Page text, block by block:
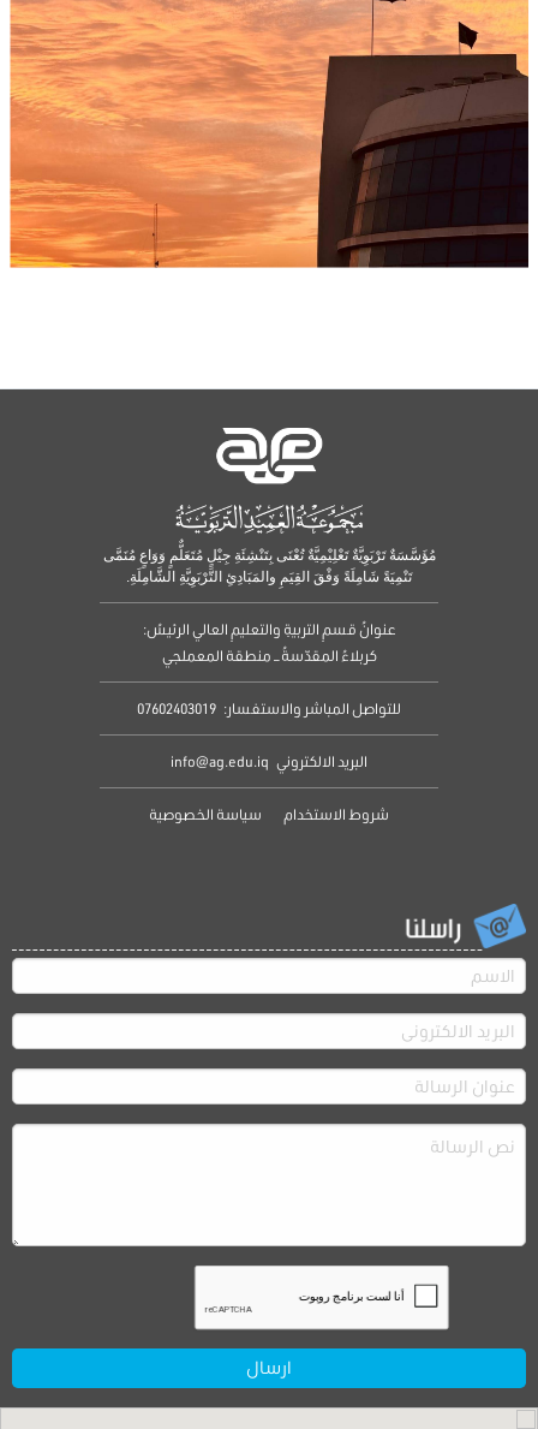
مُؤَسَّسَةٌ تَرْبَوِيَّةٌ تَعْلِيْمِيَّةٌ تُعْنَى بِتَنْشِئَةِ جِيْلٍ مُتَعَلٌّمٍ وَوَاعٍ مُنَمَّى
تَنْمِيَةً شَامِلَةً وَفْقَ القِيَمِ والمَبَادِئِ التَّرْبَوِيَّةِ الشَّامِلَةِ.
عنوانُ قسمِ التربيةِ والتعليمِ العالي الرئيسُ:
كربلاءُ المقدّسةُ – منطقة المعملجي
للتواصل المباشر والاستفسار: 07602403019
البريد الالكتروني info@ag.edu.iq
شروط الاستخدام سياسة الخصوصية